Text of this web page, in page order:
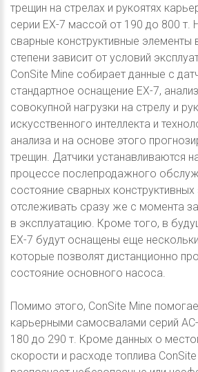
трещин на стрелах и рукоятях
серии EX-7 массой от 190 до 800 т.
сварные конструктивные элементы
степени зависит от условий
ConSite Mine собирает данные с
стандартное оснащение EX-7,
совокупной нагрузки на стрелу и
искусственного интеллекта и
анализа и на основе этого
трещин. Датчики устанавливаются
процессе послепродажного
состояние сварных
отслеживать сразу же с момента
в эксплуатацию. Кроме того, в
EX-7 будут оснащены еще
которые позволят дистанционно
состояние основного насоса.
Помимо этого, ConSite Mine
карьерными самосвалами серий
180 до 290 т. Кроме данных о
скорости и расходе топлива